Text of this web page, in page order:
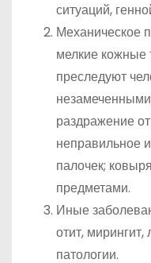
ситуаций,
Механическое
мелкие
преследуют
раздражение
неправильное
палочек;
предметами.
Иные
отит,
патологии.